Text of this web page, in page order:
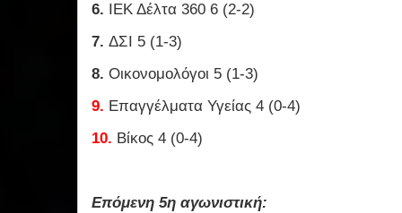
6. ΙΕΚ Δέλτα 360 6 (2-2)
7. ΔΣΙ 5 (1-3)
8. Οικονομολόγοι 5 (1-3)
9. Επαγγέλματα Υγείας 4 (0-4)
10. Βίκος 4 (0-4)
Επόμενη 5η αγωνιστική: